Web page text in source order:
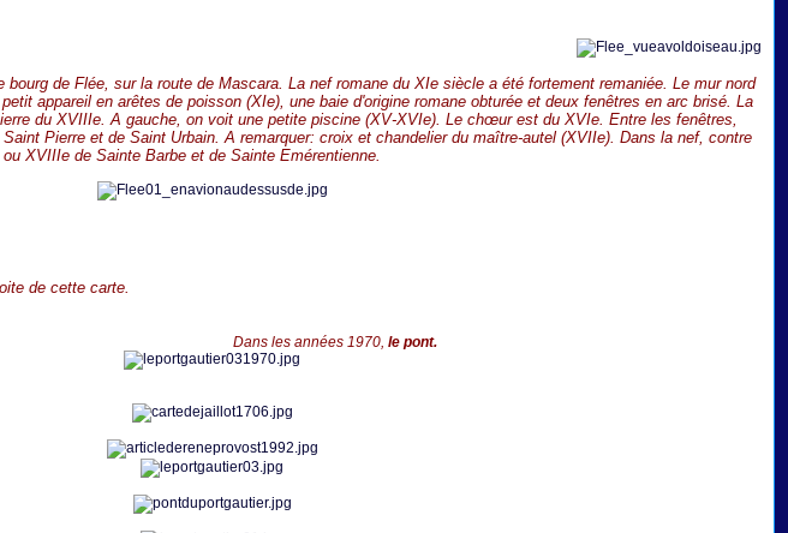
bourg de Flée, sur la route de Mascara. La nef romane du XIe siècle a été fortement remaniée. Le mur nord
appareil en arêtes de poisson (XIe), une baie d'origine romane obturée et deux fenêtres en arc brisé. La
du XVIIIe. A gauche, on voit une petite piscine (XV-XVIe). Le chœur est du XVIe. Entre les fenêtres,
Pierre et de Saint Urbain. A remarquer: croix et chandelier du maître-autel (XVIIe). Dans la nef, contre
XVIIIe de Sainte Barbe et de Sainte Emérentienne.
de cette carte.
les années 1970, le pont.